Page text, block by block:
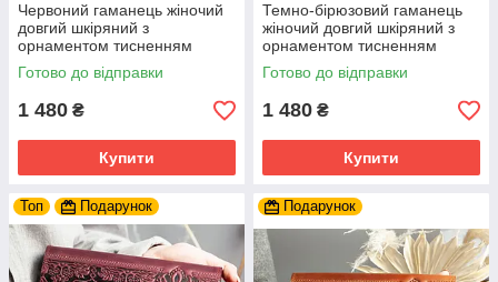
Червоний гаманець жіночий
довгий шкіряний з
орнаментом тисненням
Тризуб Герб України Калина
Готово до відправки
1 480 ₴
Купити
Темно-бірюзовий гаманець
жіночий довгий шкіряний з
орнаментом тисненням
Тризуб Герб України Калина
Готово до відправки
1 480 ₴
Купити
Топ Подарунок Подарунок